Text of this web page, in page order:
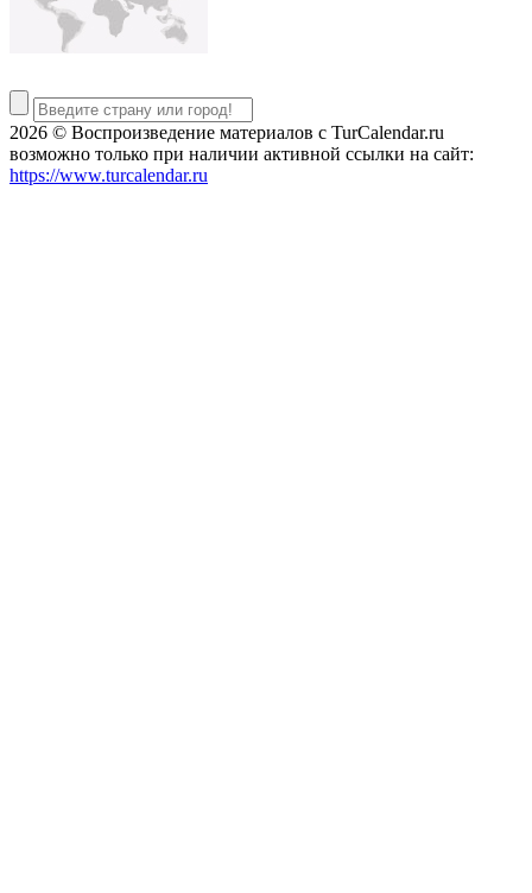
2026 © Воспроизведение материалов c TurCalendar.ru
возможно только при наличии активной ссылки на сайт:
https://www.turcalendar.ru